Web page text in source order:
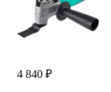
4 840 ₽